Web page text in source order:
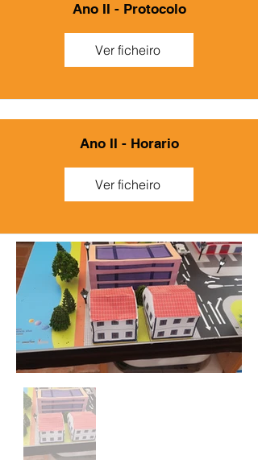
Ano II - Protocolo
Ver ficheiro
Ano II - Horario
Ver ficheiro